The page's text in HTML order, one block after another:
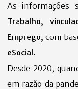
As informações
Trabalho,
Emprego,com
eSocial.
Desde 2020,
em razão da